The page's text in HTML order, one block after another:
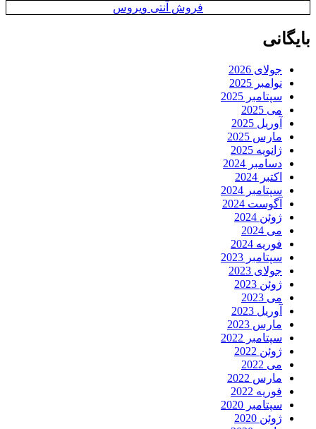
فروش آنتی ویروس
بایگانی
جولای 2026
نوامبر 2025
سپتامبر 2025
می 2025
آوریل 2025
مارس 2025
ژانویه 2025
دسامبر 2024
اکتبر 2024
سپتامبر 2024
آگوست 2024
ژوئن 2024
می 2024
فوریه 2024
سپتامبر 2023
جولای 2023
ژوئن 2023
می 2023
آوریل 2023
مارس 2023
سپتامبر 2022
ژوئن 2022
می 2022
مارس 2022
فوریه 2022
سپتامبر 2020
ژوئن 2020